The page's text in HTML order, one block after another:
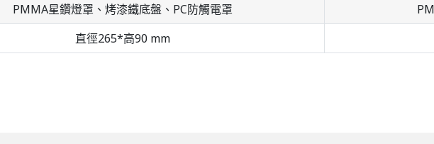
PMMA星鑽燈罩、烤漆鐵底盤、PC防觸電罩
直徑265*高90 mm